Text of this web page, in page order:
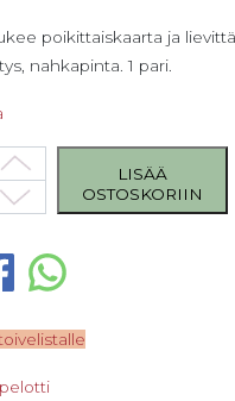
poikittaiskaarta ja
nahkapinta. 1 pari.
koko 3 (40-41) määrä
LISÄÄ
OSTOSKORIIN